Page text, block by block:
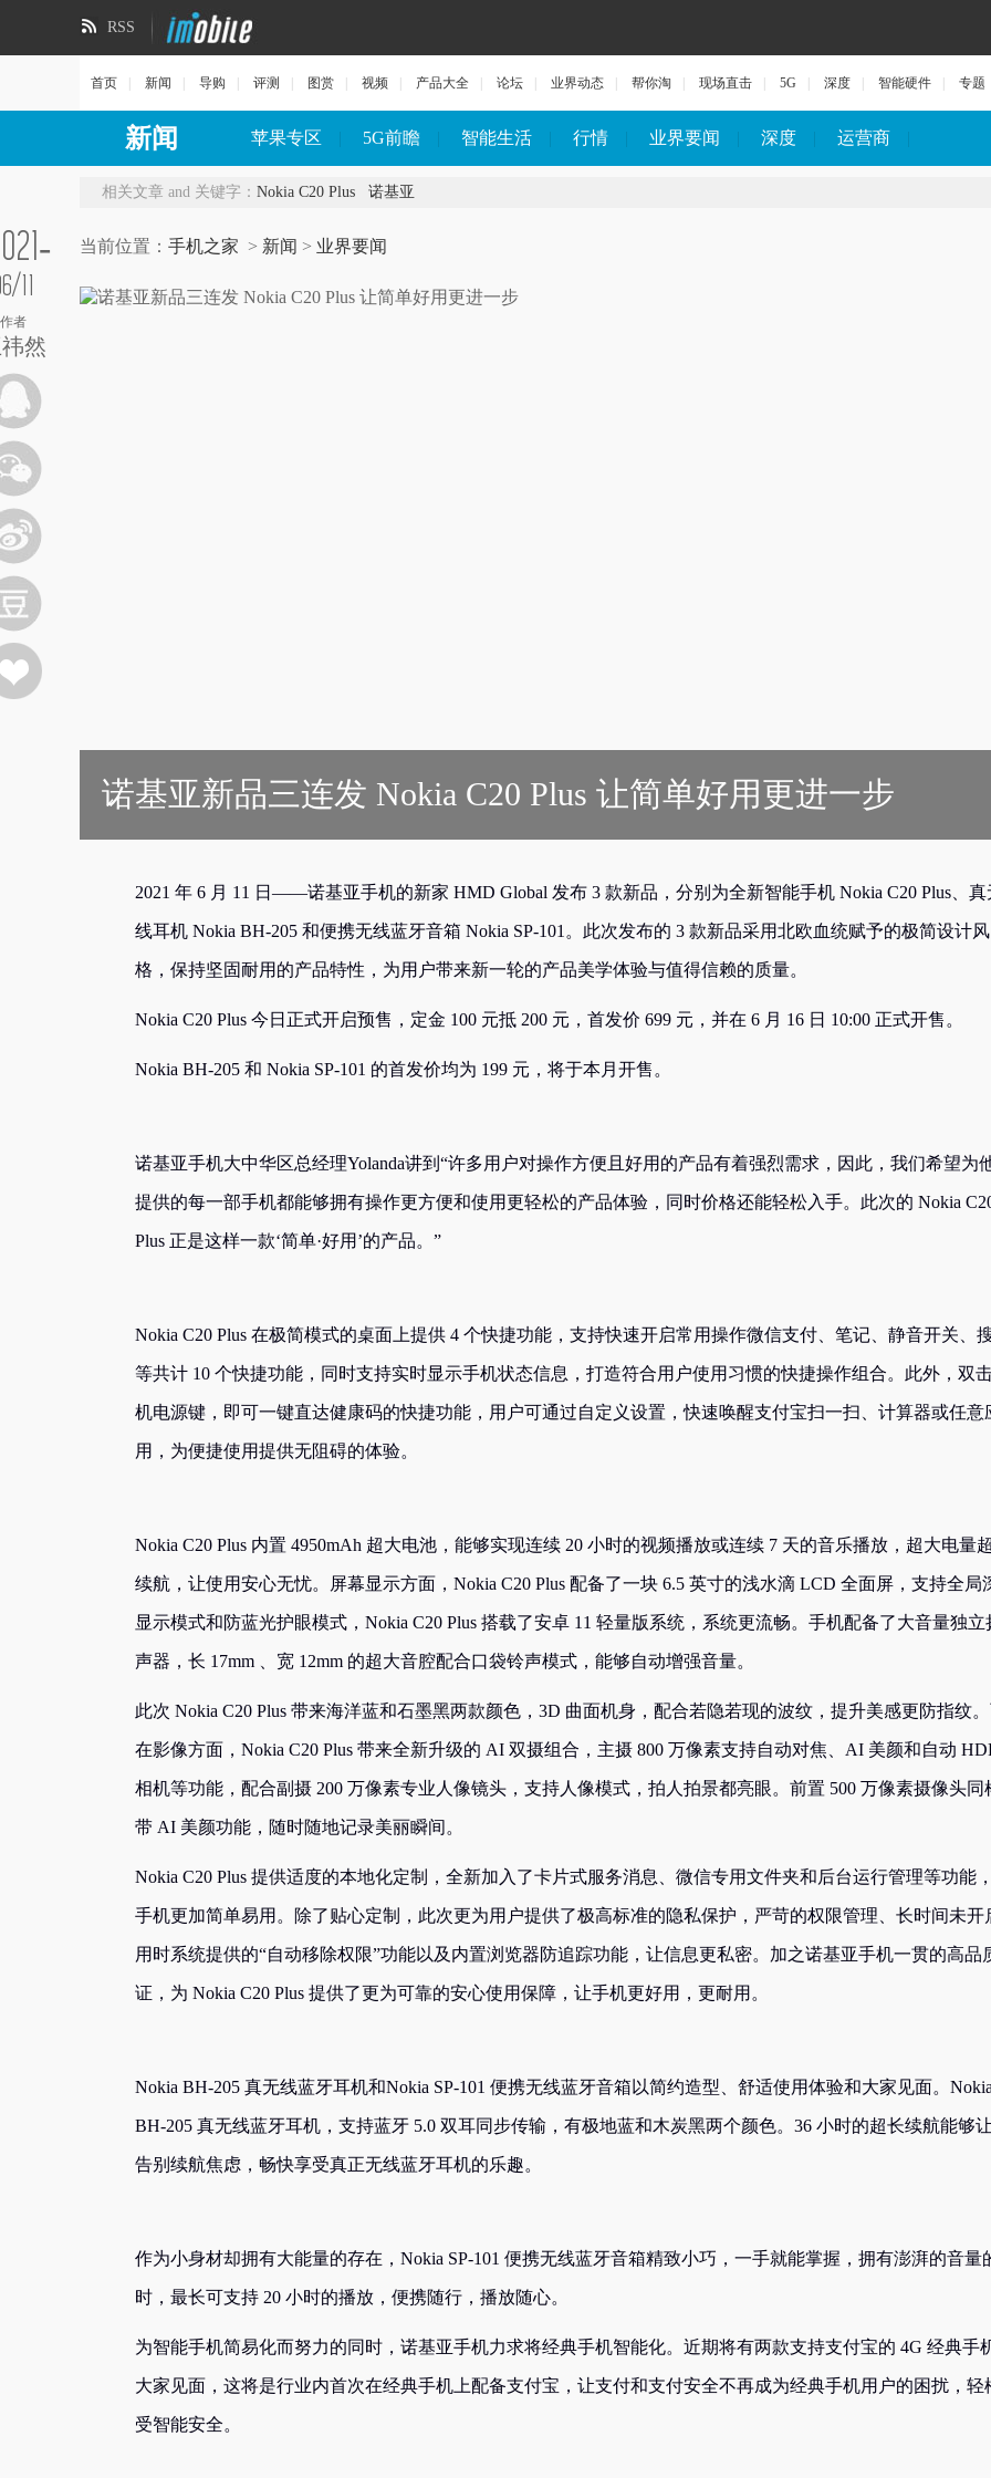
RSS
首页 新闻 导购 评测 图赏 视频 产品大全 论坛 业界动态 帮你淘 现场直击 5G 深度 智能硬件 专题
新闻 苹果专区 5G前瞻 智能生活 行情 业界要闻 深度 运营商
11
作者
然
相关文章 and 关键字： Nokia C20 Plus 诺基亚
当前位置： 手机之家 > 新闻 > 业界要闻
诺基亚新品三连发 Nokia C20 Plus 让简单好用更进一步
2021 年 6 月 11 日——诺基亚手机的新家 HMD Global 发布 3 款新品，分别为全新智能手机 Nokia C20 Plus、真
线耳机 Nokia BH-205 和便携无线蓝牙音箱 Nokia SP-101。此次发布的 3 款新品采用北欧血统赋予的极简设计风
格，保持坚固耐用的产品特性，为用户带来新一轮的产品美学体验与值得信赖的质量。
Nokia C20 Plus 今日正式开启预售，定金 100 元抵 200 元，首发价 699 元，并在 6 月 16 日 10:00 正式开售。
Nokia BH-205 和 Nokia SP-101 的首发价均为 199 元，将于本月开售。
诺基亚手机大中华区总经理Yolanda讲到“许多用户对操作方便且好用的产品有着强烈需求，因此，我们希望为
提供的每一部手机都能够拥有操作更方便和使用更轻松的产品体验，同时价格还能轻松入手。此次的 Nokia
Plus 正是这样一款‘简单·好用’的产品。”
Nokia C20 Plus 在极简模式的桌面上提供 4 个快捷功能，支持快速开启常用操作微信支付、笔记、静音开关、
等共计 10 个快捷功能，同时支持实时显示手机状态信息，打造符合用户使用习惯的快捷操作组合。此外，双
机电源键，即可一键直达健康码的快捷功能，用户可通过自定义设置，快速唤醒支付宝扫一扫、计算器或任意
用，为便捷使用提供无阻碍的体验。
Nokia C20 Plus 内置 4950mAh 超大电池，能够实现连续 20 小时的视频播放或连续 7 天的音乐播放，超大电量
续航，让使用安心无忧。屏幕显示方面，Nokia C20 Plus 配备了一块 6.5 英寸的浅水滴 LCD 全面屏，支持全局
显示模式和防蓝光护眼模式，Nokia C20 Plus 搭载了安卓 11 轻量版系统，系统更流畅。手机配备了大音量独立
声器，长 17mm 、宽 12mm 的超大音腔配合口袋铃声模式，能够自动增强音量。
此次 Nokia C20 Plus 带来海洋蓝和石墨黑两款颜色，3D 曲面机身，配合若隐若现的波纹，提升美感更防指纹
在影像方面，Nokia C20 Plus 带来全新升级的 AI 双摄组合，主摄 800 万像素支持自动对焦、AI 美颜和自动
相机等功能，配合副摄 200 万像素专业人像镜头，支持人像模式，拍人拍景都亮眼。前置 500 万像素摄像头同
带 AI 美颜功能，随时随地记录美丽瞬间。
Nokia C20 Plus 提供适度的本地化定制，全新加入了卡片式服务消息、微信专用文件夹和后台运行管理等功能
手机更加简单易用。除了贴心定制，此次更为用户提供了极高标准的隐私保护，严苛的权限管理、长时间未开
用时系统提供的“自动移除权限”功能以及内置浏览器防追踪功能，让信息更私密。加之诺基亚手机一贯的高品
证，为 Nokia C20 Plus 提供了更为可靠的安心使用保障，让手机更好用，更耐用。
Nokia BH-205 真无线蓝牙耳机和Nokia SP-101 便携无线蓝牙音箱以简约造型、舒适使用体验和大家见面。
BH-205 真无线蓝牙耳机，支持蓝牙 5.0 双耳同步传输，有极地蓝和木炭黑两个颜色。36 小时的超长续航能够
告别续航焦虑，畅快享受真正无线蓝牙耳机的乐趣。
作为小身材却拥有大能量的存在，Nokia SP-101 便携无线蓝牙音箱精致小巧，一手就能掌握，拥有澎湃的音量
时，最长可支持 20 小时的播放，便携随行，播放随心。
为智能手机简易化而努力的同时，诺基亚手机力求将经典手机智能化。近期将有两款支持支付宝的 4G 经典手
大家见面，这将是行业内首次在经典手机上配备支付宝，让支付和支付安全不再成为经典手机用户的困扰，轻
受智能安全。